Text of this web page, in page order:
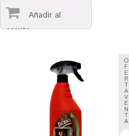
O
F
E
R
T
A
V
E
N
T
A